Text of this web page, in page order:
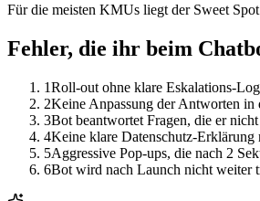
Für die meisten KMUs liegt der Sweet
Fehler, die ihr beim
1Roll-out ohne klare Eskalations-
2Keine Anpassung der Antworten
3Bot beantwortet Fragen, die er
4Keine klare Datenschutz-
5Aggressive Pop-ups, die nach 2
6Bot wird nach Launch nicht